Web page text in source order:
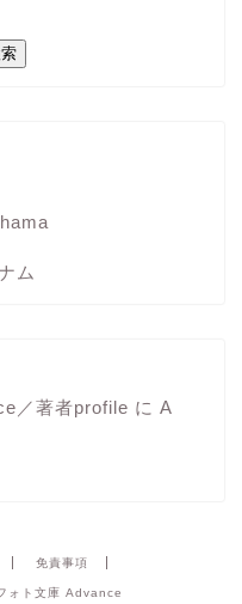
ム
／著者profile に A
免責事項
ト文庫 Advance